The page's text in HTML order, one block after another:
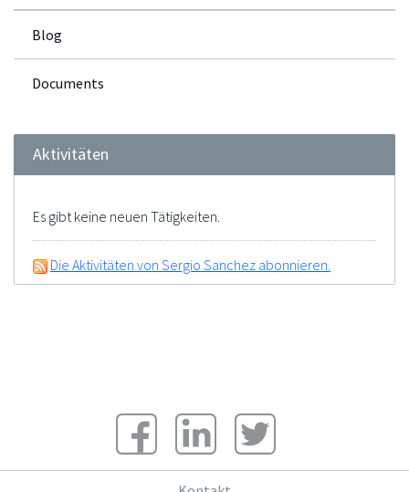
Blog
Documents
Aktivitäten
Es gibt keine neuen Tätigkeiten.
Die Aktivitäten von Sergio Sanchez abonnieren.